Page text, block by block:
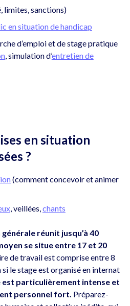
sanctions)
en situation de handicap
d’emploi et de stage pratique
, simulation d’entretien de
en situation
?
(comment concevoir et animer
, veillées,chants
réunit jusqu’à 40
se situe entre 17 et 20
de travail est comprise entre 8
le stage est organisé en internat
est particulièrement intense et
personnel fort. Préparez-